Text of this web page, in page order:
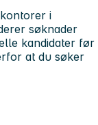
i
søknader
kandidater før
at du søker